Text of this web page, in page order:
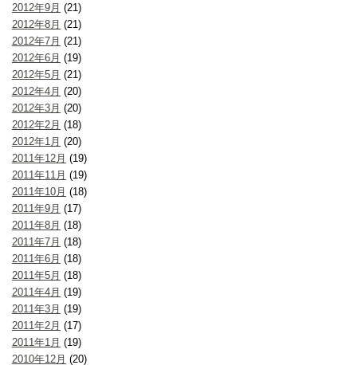
2012年9月 (21)
2012年8月 (21)
2012年7月 (21)
2012年6月 (19)
2012年5月 (21)
2012年4月 (20)
2012年3月 (20)
2012年2月 (18)
2012年1月 (20)
2011年12月 (19)
2011年11月 (19)
2011年10月 (18)
2011年9月 (17)
2011年8月 (18)
2011年7月 (18)
2011年6月 (18)
2011年5月 (18)
2011年4月 (19)
2011年3月 (19)
2011年2月 (17)
2011年1月 (19)
2010年12月 (20)